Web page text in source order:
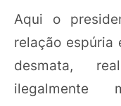
Aqui o
relação espúria
desmata,
ilegalmente